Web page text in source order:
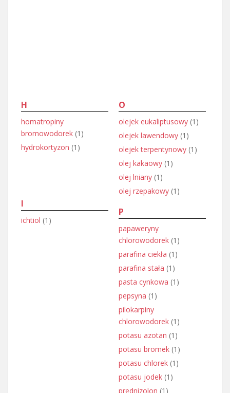
H
homatropiny
bromowodorek (1)
hydrokortyzon (1)
I
ichtiol (1)
O
olejek eukaliptusowy (1)
olejek lawendowy (1)
olejek terpentynowy (1)
olej kakaowy (1)
olej lniany (1)
olej rzepakowy (1)
P
papaweryny
chlorowodorek (1)
parafina ciekła (1)
parafina stała (1)
pasta cynkowa (1)
pepsyna (1)
pilokarpiny
chlorowodorek (1)
potasu azotan (1)
potasu bromek (1)
potasu chlorek (1)
potasu jodek (1)
prednizolon (1)